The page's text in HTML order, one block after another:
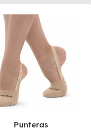
Punteras